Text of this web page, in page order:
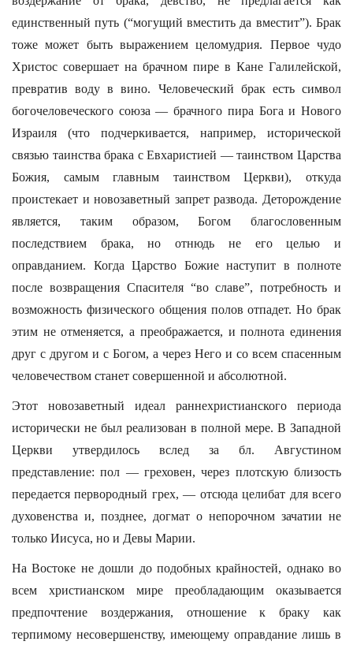
единственный путь (“могущий вместить да вместит”). Брак
тоже может быть выражением целомудрия. Первое чудо
Христос совершает на брачном пире в Кане Галилейской,
превратив воду в вино. Человеческий брак есть символ
богочеловеческого союза — брачного пира Бога и Нового
Израиля (что подчеркивается, например, исторической
связью таинства брака с Евхаристией — таинством Царства
Божия, самым главным таинством Церкви), откуда
проистекает и новозаветный запрет развода. Деторождение
является, таким образом, Богом благословенным
последствием брака, но отнюдь не его целью и
оправданием. Когда Царство Божие наступит в полноте
после возвращения Спасителя “во славе”, потребность и
возможность физического общения полов отпадет. Но брак
этим не отменяется, а преображается, и полнота единения
друг с другом и с Богом, а через Него и со всем спасенным
человечеством станет совершенной и абсолютной.
Этот новозаветный идеал раннехристианского периода
исторически не был реализован в полной мере. В Западной
Церкви утвердилось вслед за бл. Августином
представление: пол — греховен, через плотскую близость
передается первородный грех, — отсюда целибат для всего
духовенства и, позднее, догмат о непорочном зачатии не
только Иисуса, но и Девы Марии.
На Востоке не дошли до подобных крайностей, однако во
всем христианском мире преобладающим оказывается
предпочтение воздержания, отношение к браку как
терпимому несовершенству, имеющему оправдание лишь в